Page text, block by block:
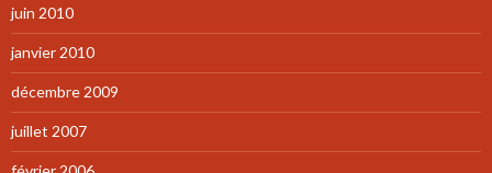
juin 2010
janvier 2010
décembre 2009
juillet 2007